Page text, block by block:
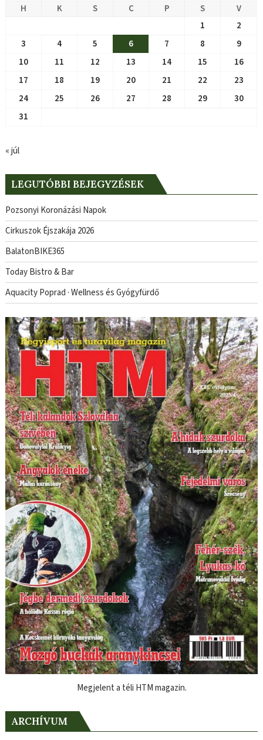
H K S C P S
V
1
2
3
4 5 6 7 8
9
10
11 12 13 14 15
16
17
18 19 20 21 22
23
24
25 26 27 28 29
30
31
« júl
LEGUTÓBBI BEJEGYZÉSEK
Pozsonyi Koronázási Napok
Cirkuszok Éjszakája 2026
BalatonBIKE365
Today Bistro & Bar
Aquacity Poprad · Wellness és Gyógyfürdő
Megjelent a téli HTM magazin.
ARCHÍVUM